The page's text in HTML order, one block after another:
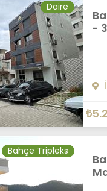
Daire
-
Bahçe Tripleks